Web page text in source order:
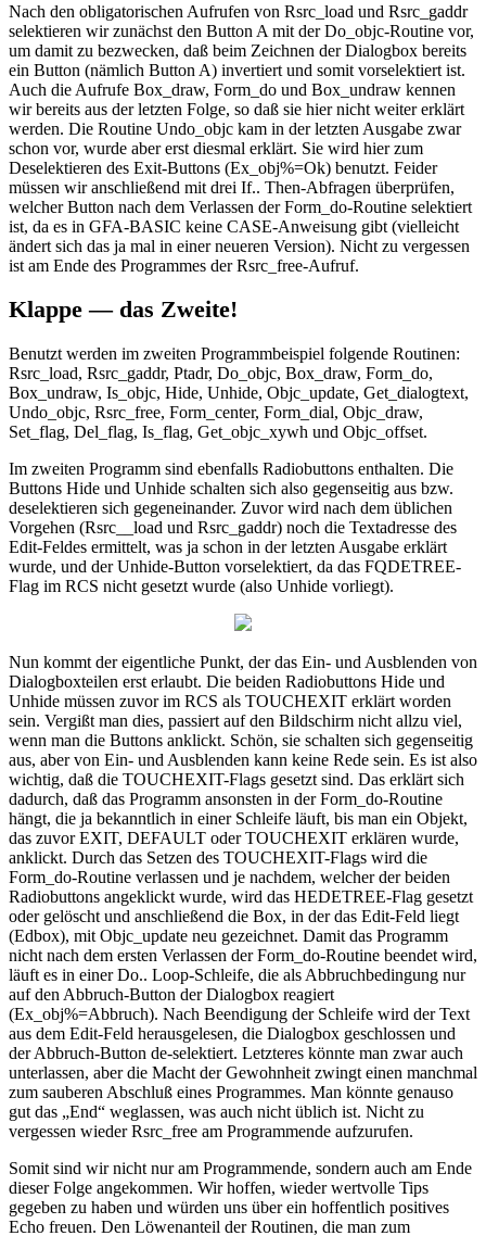
Nach den obligatorischen Aufrufen von Rsrc_load und Rsrc_gaddr
selektieren wir zunächst den Button A mit der Do_objc-Routine vor,
um damit zu bezwecken, daß beim Zeichnen der Dialogbox bereits
ein Button (nämlich Button A) invertiert und somit vorselektiert ist.
Auch die Aufrufe Box_draw, Form_do und Box_undraw kennen
wir bereits aus der letzten Folge, so daß sie hier nicht weiter erklärt
werden. Die Routine Undo_objc kam in der letzten Ausgabe zwar
schon vor, wurde aber erst diesmal erklärt. Sie wird hier zum
Deselektieren des Exit-Buttons (Ex_obj%=Ok) benutzt. Feider
müssen wir anschließend mit drei If.. Then-Abfragen überprüfen,
welcher Button nach dem Verlassen der Form_do-Routine selektiert
ist, da es in GFA-BASIC keine CASE-Anweisung gibt (vielleicht
ändert sich das ja mal in einer neueren Version). Nicht zu vergessen
ist am Ende des Programmes der Rsrc_free-Aufruf.
Klappe — das Zweite!
Benutzt werden im zweiten Programmbeispiel folgende Routinen:
Rsrc_load, Rsrc_gaddr, Ptadr, Do_objc, Box_draw, Form_do,
Box_undraw, Is_objc, Hide, Unhide, Objc_update, Get_dialogtext,
Undo_objc, Rsrc_free, Form_center, Form_dial, Objc_draw,
Set_flag, Del_flag, Is_flag, Get_objc_xywh und Objc_offset.
Im zweiten Programm sind ebenfalls Radiobuttons enthalten. Die
Buttons Hide und Unhide schalten sich also gegenseitig aus bzw.
deselektieren sich gegeneinander. Zuvor wird nach dem üblichen
Vorgehen (Rsrc__load und Rsrc_gaddr) noch die Textadresse des
Edit-Feldes ermittelt, was ja schon in der letzten Ausgabe erklärt
wurde, und der Unhide-Button vorselektiert, da das FQDETREE-
Flag im RCS nicht gesetzt wurde (also Unhide vorliegt).
Nun kommt der eigentliche Punkt, der das Ein- und Ausblenden von
Dialogboxteilen erst erlaubt. Die beiden Radiobuttons Hide und
Unhide müssen zuvor im RCS als TOUCHEXIT erklärt worden
sein. Vergißt man dies, passiert auf den Bildschirm nicht allzu viel,
wenn man die Buttons anklickt. Schön, sie schalten sich gegenseitig
aus, aber von Ein- und Ausblenden kann keine Rede sein. Es ist also
wichtig, daß die TOUCHEXIT-Flags gesetzt sind. Das erklärt sich
dadurch, daß das Programm ansonsten in der Form_do-Routine
hängt, die ja bekanntlich in einer Schleife läuft, bis man ein Objekt,
das zuvor EXIT, DEFAULT oder TOUCHEXIT erklären wurde,
anklickt. Durch das Setzen des TOUCHEXIT-Flags wird die
Form_do-Routine verlassen und je nachdem, welcher der beiden
Radiobuttons angeklickt wurde, wird das HEDETREE-Flag gesetzt
oder gelöscht und anschließend die Box, in der das Edit-Feld liegt
(Edbox), mit Objc_update neu gezeichnet. Damit das Programm
nicht nach dem ersten Verlassen der Form_do-Routine beendet wird,
läuft es in einer Do.. Loop-Schleife, die als Abbruchbedingung nur
auf den Abbruch-Button der Dialogbox reagiert
(Ex_obj%=Abbruch). Nach Beendigung der Schleife wird der Text
aus dem Edit-Feld herausgelesen, die Dialogbox geschlossen und
der Abbruch-Button de-selektiert. Letzteres könnte man zwar auch
unterlassen, aber die Macht der Gewohnheit zwingt einen manchmal
zum sauberen Abschluß eines Programmes. Man könnte genauso
gut das „End“ weglassen, was auch nicht üblich ist. Nicht zu
vergessen wieder Rsrc_free am Programmende aufzurufen.
Somit sind wir nicht nur am Programmende, sondern auch am Ende
dieser Folge angekommen. Wir hoffen, wieder wertvolle Tips
gegeben zu haben und würden uns über ein hoffentlich positives
Echo freuen. Den Löwenanteil der Routinen, die man zum